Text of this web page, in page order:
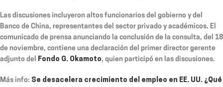
Las discusiones incluyeron altos funcionarios del gobierno y del
Banco de China, representantes del sector privado y académicos. El
comunicado de prensa anunciando la conclusión de la consulta, del 18
de noviembre, contiene una declaración del primer director gerente
adjunto del Fondo G. Okamoto, quien participó en las discusiones.
Más info: Se desacelera crecimiento del empleo en EE. UU. ¿Qué